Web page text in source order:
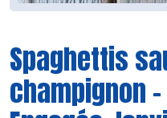
Spaghettis
champignon